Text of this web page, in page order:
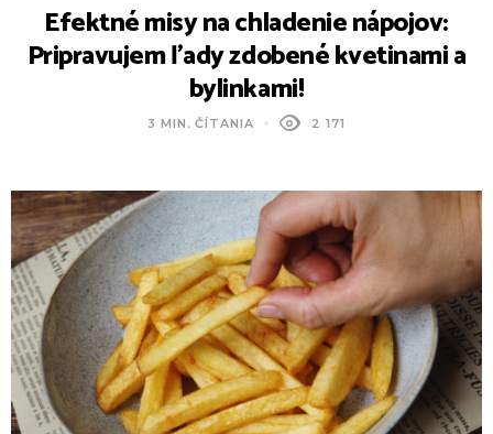
Efektné misy na chladenie nápojov:
Pripravujem ľady zdobené kvetinami a
bylinkami!
3 MIN. ČÍTANIA 2 171